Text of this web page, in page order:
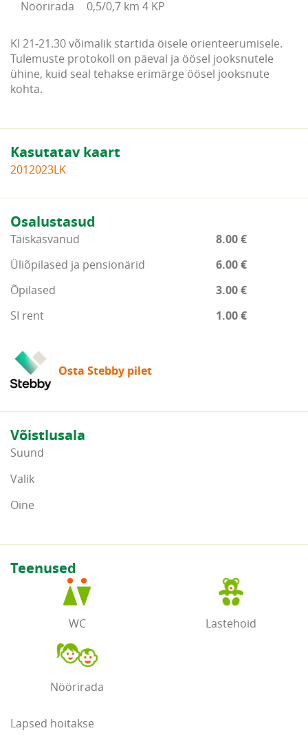
Kl 21-21.30 võimalik startida öisele orienteerumisele.
Tulemuste protokoll on päeval ja öösel jooksnutele
ühine, kuid seal tehakse erimärge öösel jooksnute
kohta.
Kasutatav kaart
2012023LK
Osalustasud
Täiskasvanud
8.00 €
Üliõpilased ja pensionärid
6.00 €
Õpilased
3.00 €
SI rent
1.00 €
Osta Stebby pilet
Võistlusala
Suund
Valik
Oine
Teenused
WC Lastehoid
Nöörirada
Lapsed hoitakse